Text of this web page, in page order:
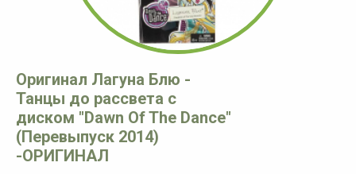
Оригинал Лагуна Блю -
Танцы до рассвета с
диском " Dawn Of The Dance"
(Перевыпуск 2014)
-ОРИГИНАЛ